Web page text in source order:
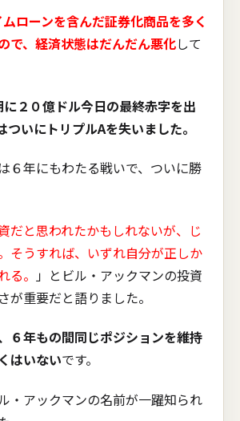
ローンを含んだ証券化商品を多く
で、経済状態はだんだん悪化して
２０億ドル今日の最終赤字を出
ついにトリプルAを失いました。
６年にもわたる戦いで、ついに勝
だと思われたかもしれないが、じ
そうすれば、いずれ自分が正しか
る。 」とビル・アックマンの投資
が重要だと語りました。
６年もの間同じポジションを維持
はいないです。
・アックマンの名前が一躍知られ